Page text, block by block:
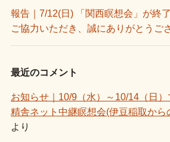
報告｜7/12(日) 「関西瞑想会」が終
ご協力いただき、誠にありがとうご
最近のコメント
お知らせ｜10/9（水）～10/14（日
精舎ネット中継瞑想会(伊豆稲取から
より